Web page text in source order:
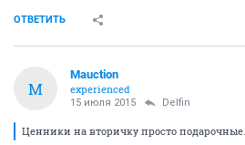
ОТВЕТИТЬ
M
Mauction
experienced
15 июля 2015 Delfin
Ценники на вторичку просто подарочные.